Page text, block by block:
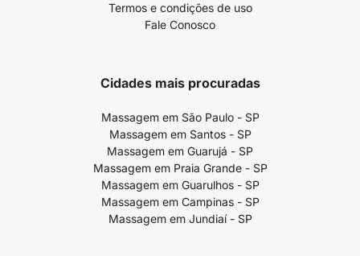
Termos e condições de uso
Fale Conosco
Cidades mais procuradas
Massagem em São Paulo - SP
Massagem em Santos - SP
Massagem em Guarujá - SP
Massagem em Praia Grande - SP
Massagem em Guarulhos - SP
Massagem em Campinas - SP
Massagem em Jundiaí - SP